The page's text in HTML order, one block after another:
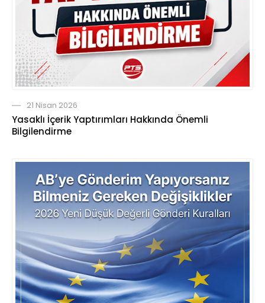
21 Nisan 2026
Yasaklı İçerik Yaptırımları Hakkında Önemli
Bilgilendirme